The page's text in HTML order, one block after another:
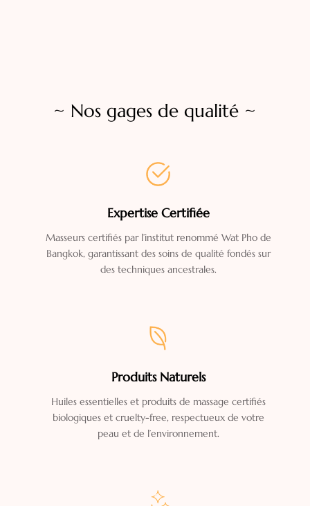
~ Nos gages de qualité ~
Expertise Certifiée
Masseurs certifiés par l’institut renommé Wat Pho de
Bangkok, garantissant des soins de qualité fondés sur
des techniques ancestrales.
Produits Naturels
Huiles essentielles et produits de massage certifiés
biologiques et cruelty-free, respectueux de votre
peau et de l’environnement.